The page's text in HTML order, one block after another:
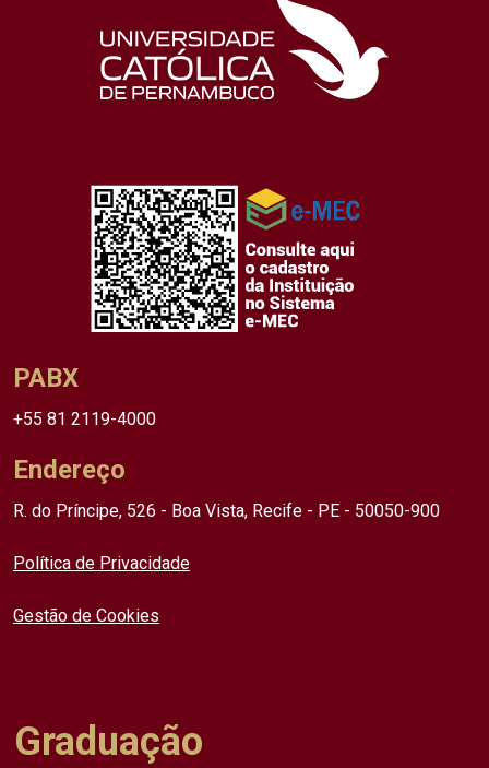
PABX
+55 81 2119-4000
Endereço
R. do Príncipe, 526 - Boa Vista, Recife - PE - 50050-900
Política de Privacidade
Gestão de Cookies
Graduação